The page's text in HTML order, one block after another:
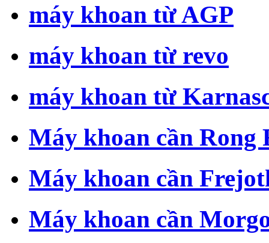
máy khoan từ AGP
máy khoan từ revo
máy khoan từ
Máy khoan cần Rong
Máy khoan cần
Máy khoan cần